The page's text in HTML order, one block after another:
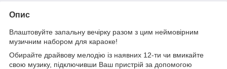
Опис
Влаштовуйте запальну вечірку разом з цим неймовірним
музичним набором для караоке!
Обирайте драйвову мелодію із наявних 12-ти чи вмикайте
свою музику, підключивши Ваш пристрій за допомогою